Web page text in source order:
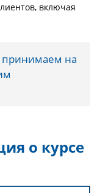
включая
принимаем на
о курсе